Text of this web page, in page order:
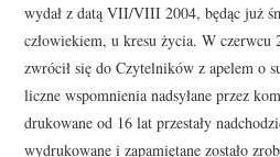
wydał z datą VII/VIII 2004, będąc już
człowiekiem, u kresu życia. W
zwrócił się do Czytelników z apelem o
liczne wspomnienia nadsyłane przez
drukowane od 16 lat przestały
wydrukowane i zapamiętane zostało